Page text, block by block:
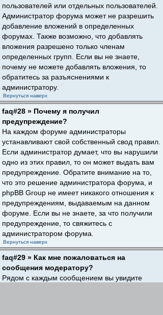
пользователей или отдельных пользователей.
Администратор форума может не разрешить
добавление вложений в определенных
форумах. Также возможно, что добавлять
вложения разрешено только членам
определенных групп. Если вы не знаете,
почему не можете добавлять вложения, то
обратитесь за разъяснениями к
администратору.
Вернуться наверх
faq#28 » Почему я получил
предупреждение?
На каждом форуме администраторы
устанавливают свой собственный свод правил.
Если администратор думает, что вы нарушили
одно из этих правил, то он может выдать вам
предупреждение. Обратите внимание на то,
что это решение администратора форума, и
phpBB Group не имеет никакого отношения к
предупреждениям, выдаваемым на данном
форуме. Если вы не знаете, за что получили
предупреждение, то свяжитесь с
администратором форума.
Вернуться наверх
faq#29 » Как мне пожаловаться на
сообщения модератору?
Рядом с каждым сообщением вы увидите